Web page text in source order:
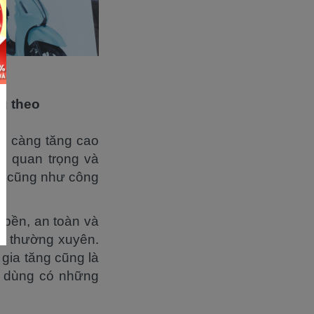
theo
càng tăng cao
quan trọng và
cũng như công
an toàn và
thường xuyên.
tăng cũng là
có những